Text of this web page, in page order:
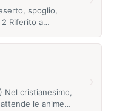
spoglio,
Riferito a…
Nel cristianesimo,
le anime…